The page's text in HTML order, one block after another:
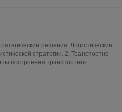
решения. Логистические
стратегии. 2. Транспортно-
построения транспортно-